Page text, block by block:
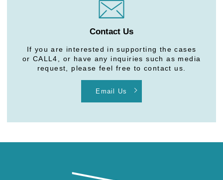
Contact Us
If you are interested in supporting the cases
or CALL4, or have any inquiries such as media
request, please feel free to contact us.
Email Us